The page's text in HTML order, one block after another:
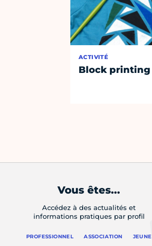
ACTIVITÉ
Block printing
Vous êtes...
Accédez à des actualités et
informations pratiques par profil
PROFESSIONNEL ASSOCIATION JEUNE